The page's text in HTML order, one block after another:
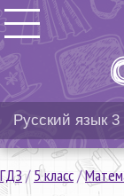
ГДЗ/5 класс/